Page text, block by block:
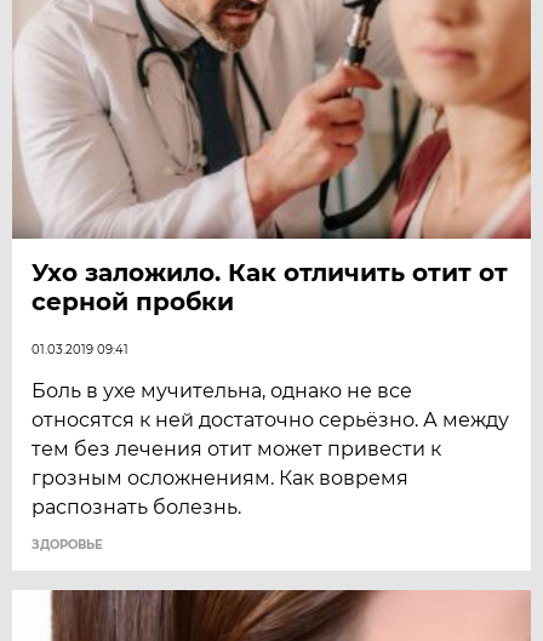
Ухо заложило. Как отличить отит от
серной пробки
01.03.2019 09:41
Боль в ухе мучительна, однако не все
относятся к ней достаточно серьёзно. А между
тем без лечения отит может привести к
грозным осложнениям. Как вовремя
распознать ­болезнь.
ЗДОРОВЬЕ